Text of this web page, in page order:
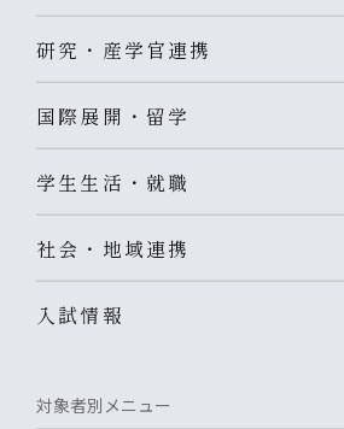
研究・産学官連携
国際展開・留学
学生生活・就職
社会・地域連携
入試情報
対象者別メニュー